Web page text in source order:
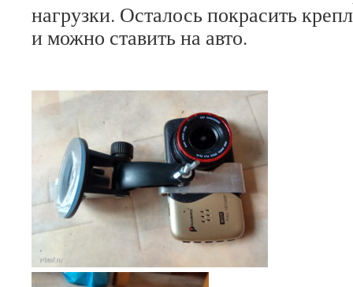
нагрузки. Осталось покрасить
и можно ставить на авто.